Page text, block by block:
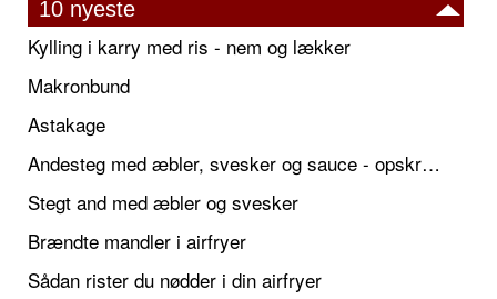
10 nyeste
Kylling i karry med ris - nem og lækker
Makronbund
Astakage
Andesteg med æbler, svesker og sauce - opskrift også til jul
Stegt and med æbler og svesker
Brændte mandler i airfryer
Sådan rister du nødder i din airfryer